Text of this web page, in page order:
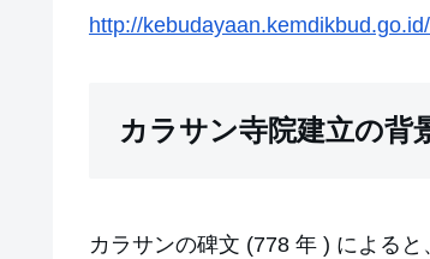
http://
カラサン寺院建立の背
カラサンの碑文 (778 年 ) による